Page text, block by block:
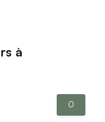
à
0